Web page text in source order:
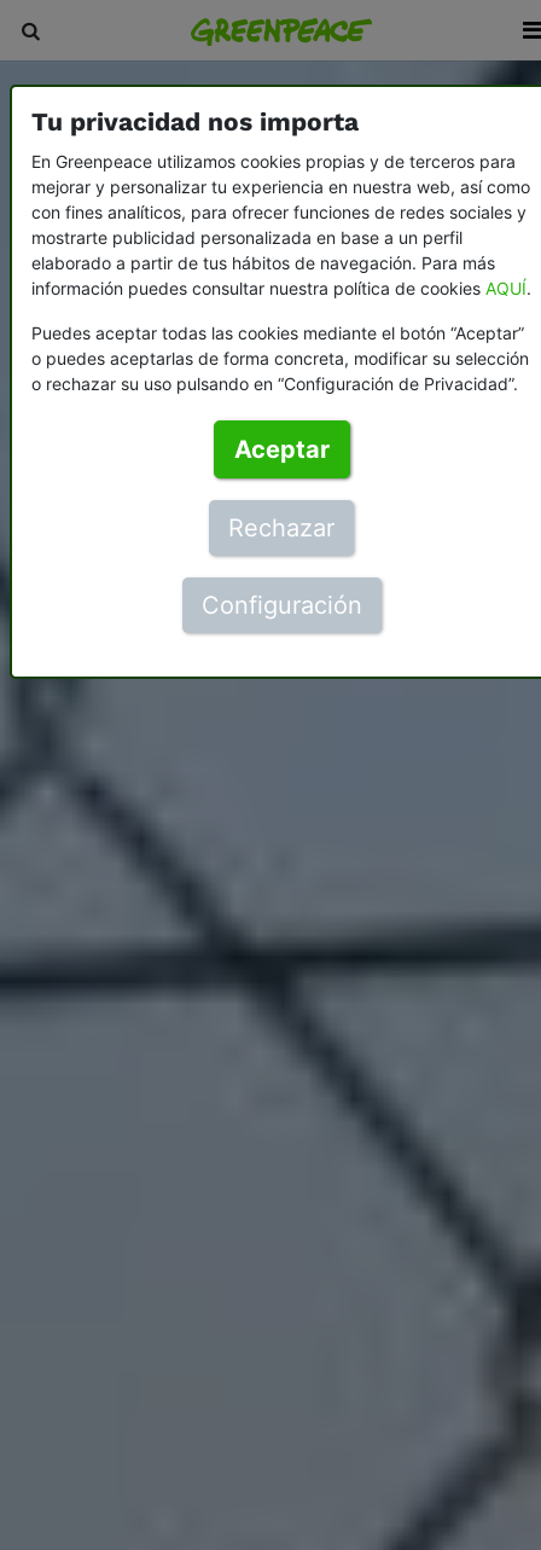
Tu privacidad nos importa
En Greenpeace utilizamos cookies propias y de terceros para
mejorar y personalizar tu experiencia en nuestra web, así como
con fines analíticos, para ofrecer funciones de redes sociales y
mostrarte publicidad personalizada en base a un perfil
elaborado a partir de tus hábitos de navegación. Para más
información puedes consultar nuestra política de cookies AQUÍ.
Puedes aceptar todas las cookies mediante el botón “Aceptar”
o puedes aceptarlas de forma concreta, modificar su selección
o rechazar su uso pulsando en “Configuración de Privacidad”.
Aceptar
Rechazar
Configuración